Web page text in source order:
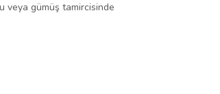
veya gümüş tamircisinde